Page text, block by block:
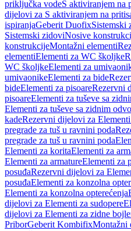
priključka vodeS aktiviranjem na
dijelovi za S aktiviranjem na
ispiranjaGeberit DuofixSistemski
Sistemski zidoviNosive
konstrukcijeMontažni elementi
elementiElementi za WC školjke
WC školjkeElementi za
umivaonikeElementi za bide
bideElementi za pisoareRezervni
pisoareElementi za tuševe sa
Elementi za tuševe sa zidnim
kadeRezervni dijelovi za
pregrade za tuš u ravnini poda
pregrade za tuš u ravnini poda
Elementi za koritaElementi za
Elementi za armatureElementi za
posuđaRezervni dijelovi za
posuđaElementi za konzolna
Elementi za konzolna opterećenja
dijelovi za Elementi za sudopere
dijelovi za Elementi za zidne
PriborGeberit KombifixMontažni